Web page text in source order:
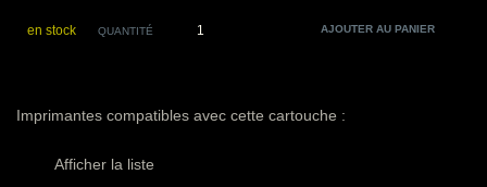
en stock QUANTITÉ
Imprimantes compatibles avec cette cartouche :
Afficher la liste